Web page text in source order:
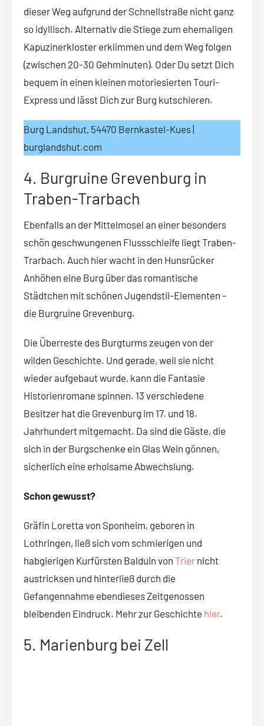
dieser Weg aufgrund der Schnellstraße nicht ganz
so idyllisch. Alternativ die Stiege zum ehemaligen
Kapuzinerkloster erklimmen und dem Weg folgen
(zwischen 20-30 Gehminuten). Oder Du setzt Dich
bequem in einen kleinen motoriesierten Touri-
Express und lässt Dich zur Burg kutschieren.
Burg Landshut, 54470 Bernkastel-Kues |
burglandshut.com
4. Burgruine Grevenburg in
Traben-Trarbach
Ebenfalls an der Mittelmosel an einer besonders
schön geschwungenen Flussschleife liegt Traben-
Trarbach. Auch hier wacht in den Hunsrücker
Anhöhen eine Burg über das romantische
Städtchen mit schönen Jugendstil-Elementen –
die Burgruine Grevenburg.
Die Überreste des Burgturms zeugen von der
wilden Geschichte. Und gerade, weil sie nicht
wieder aufgebaut wurde, kann die Fantasie
Historienromane spinnen. 13 verschiedene
Besitzer hat die Grevenburg im 17. und 18.
Jahrhundert mitgemacht. Da sind die Gäste, die
sich in der Burgschenke ein Glas Wein gönnen,
sicherlich eine erholsame Abwechslung.
Schon gewusst?
Gräfin Loretta von Sponheim, geboren in
Lothringen, ließ sich vom schmierigen und
habgierigen Kurfürsten Balduin von Trier nicht
austricksen und hinterließ durch die
Gefangennahme ebendieses Zeitgenossen
bleibenden Eindruck. Mehr zur Geschichte hier.
5. Marienburg bei Zell